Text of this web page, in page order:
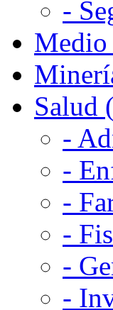
-
Medio
Salud
-
-
-
-
-
-